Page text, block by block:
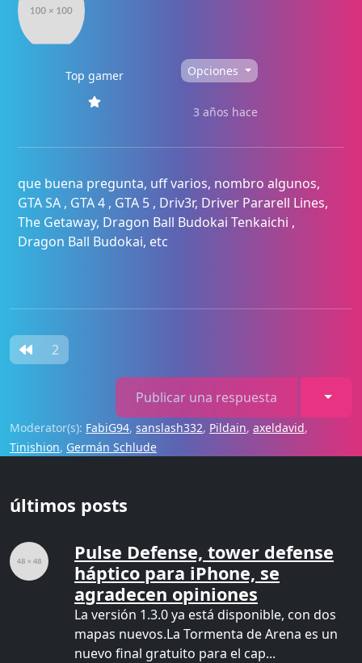
Top gamer Opciones
3 años hace
que buena pregunta, uff varios, nombro algunos,
GTA SA , GTA 4 , GTA 5 , Driv3r, Driver Pararell Lines,
The Getaway, Dragon Ball Budokai Tenkaichi ,
Dragon Ball Budokai, etc
2
Publicar una respuesta
Moderator(s): FabiG94, sanslash332, Pildain, axeldavid,
Tinishion, Germán Schlude
últimos posts
Pulse Defense, tower defense
háptico para iPhone, se
agradecen opiniones
La versión 1.3.0 ya está disponible, con dos
mapas nuevos.La Tormenta de Arena es un
nuevo final gratuito para el cap...